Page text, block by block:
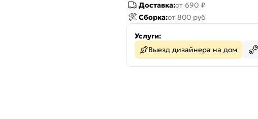
Доставка:от 690 ₽
Сборка:от 800 руб
Услуги:
Выезд дизайнера на дом